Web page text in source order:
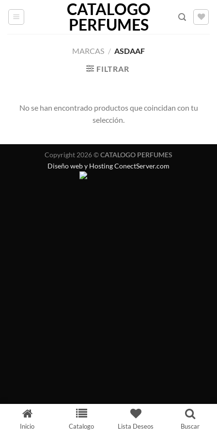
CATALOGO
PERFUMES
MARCAS / ASDAAF
FILTRAR
No se han encontrado productos que coincidan con tu
selección.
Copyright 2026 ©CATALOGO PERFUMES
Diseño web y Hosting ConectServer.com
Inicio Catalogo Lista Deseos Buscar